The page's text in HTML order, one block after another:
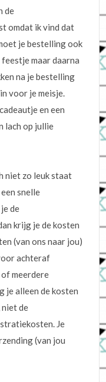
de
omdat ik vind dat
je bestelling ook
maar daarna
na je bestelling
voor je meisje.
en een
lach op jullie
niet zo leuk staat
snelle
de
krijg je de kosten
(van ons naar jou)
achteraf
meerdere
je alleen de kosten
de
Je
(van jou